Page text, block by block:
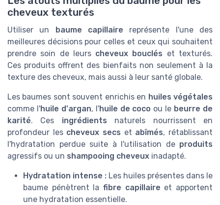
cheveux texturés
Utiliser un baume capillaire représente l'une des
meilleures décisions pour celles et ceux qui souhaitent
prendre soin de leurs cheveux bouclés et texturés.
Ces produits offrent des bienfaits non seulement à la
texture des cheveux, mais aussi à leur santé globale.
Les baumes sont souvent enrichis en huiles végétales
comme l'huile d'argan, l'huile de coco ou le beurre de
karité. Ces ingrédients naturels nourrissent en
profondeur les cheveux secs et abîmés, rétablissant
l'hydratation perdue suite à l'utilisation de produits
agressifs ou un shampooing cheveux inadapté.
Hydratation intense : Les huiles présentes dans le
baume pénètrent la fibre capillaire et apportent
une hydratation essentielle.